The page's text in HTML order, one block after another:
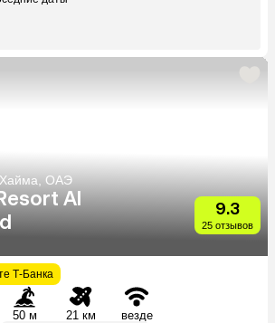
Хайма, ОАЭ
Al
9.3
25 отзывов
Т-Банка
50 м 21 км везде